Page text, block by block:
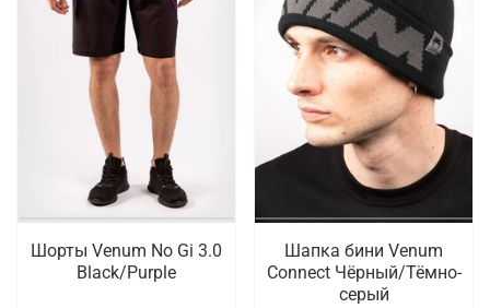
Шорты Venum No Gi 3.0
Black/Purple
Шапка бини Venum
Connect Чёрный/Тёмно-
серый